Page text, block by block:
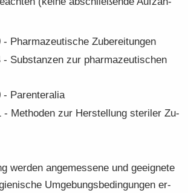
- Phar­ma­zeu­ti­sche Zu­be­rei­tun­gen
- Sub­stan­zen zur phar­ma­zeu­ti­schen
- Par­en­tera­lia
- Me­tho­den zur Her­stel­lung ste­ri­ler Zu­
wer­den an­ge­mes­se­ne und ge­eig­ne­te
Um­ge­bungs­be­din­gun­gen er­